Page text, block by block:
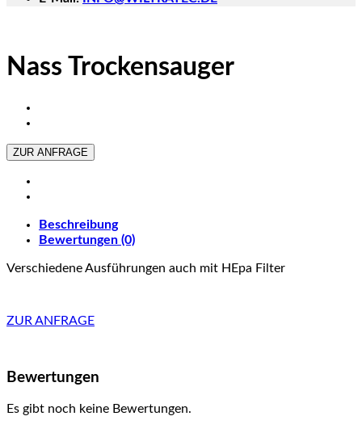
Nass Trockensauger
ZUR ANFRAGE
Beschreibung
Bewertungen (0)
Verschiedene Ausführungen auch mit HEpa Filter
ZUR ANFRAGE
Bewertungen
Es gibt noch keine Bewertungen.